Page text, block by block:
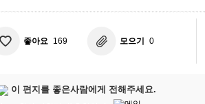
좋아요 169 모으기 0
이 편지를 좋은사람에게 전해주세요.